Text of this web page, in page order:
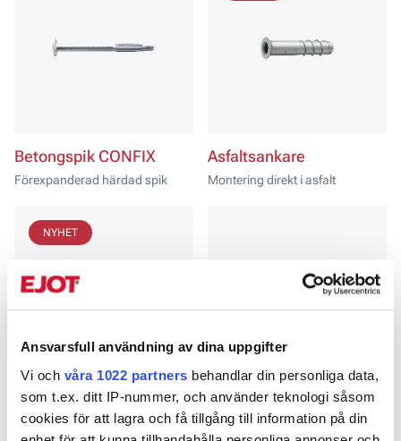
Ansvarsfull användning av dina uppgifter
Vi och våra 1022 partners behandlar din personliga data,
som t.ex. ditt IP-nummer, och använder teknologi såsom
cookies för att lagra och få tillgång till information på din
Betongspik CONFIX
Förexpanderad härdad spik
Asfaltsankare
Montering direkt i asfalt
NYHET
Montageverktyg
Asfaltsankare
Håldäcksankare
Håldäcksankare